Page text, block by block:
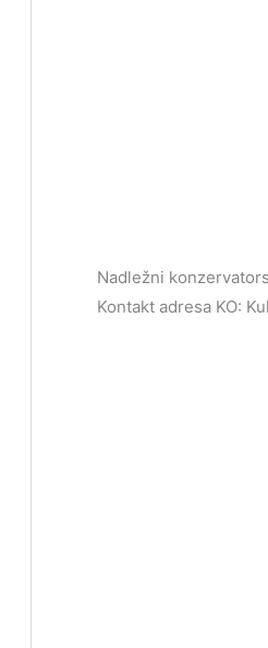
Nadležni
Kontakt adresa KO: